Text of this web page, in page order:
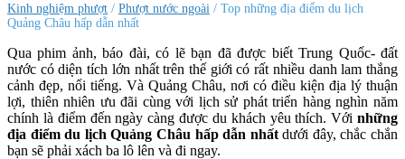
Kinh nghiệm phượt / Phượt nước ngoài / Top những địa điểm du lịch
Quảng Châu hấp dẫn nhất
Qua phim ảnh, báo đài, có lẽ bạn đã được biết Trung Quốc- đất
nước có diện tích lớn nhất trên thế giới có rất nhiều danh lam thắng
cảnh đẹp, nổi tiếng. Và Quảng Châu, nơi có điều kiện địa lý thuận
lợi, thiên nhiên ưu đãi cùng với lịch sử phát triển hàng nghìn năm
chính là điểm đến ngày càng được du khách yêu thích. Với những
địa điểm du lịch Quảng Châu hấp dẫn nhấtdưới đây, chắc chắn
bạn sẽ phải xách ba lô lên và đi ngay.